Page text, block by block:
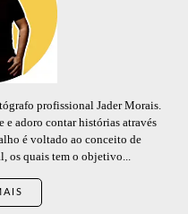
profissional Jader Morais.
e adoro contar histórias através
é voltado ao conceito de
quais tem o objetivo...